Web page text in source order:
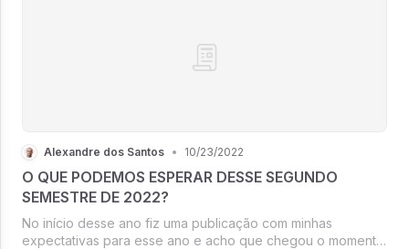
Alexandre dos Santos • 10/23/2022
O QUE PODEMOS ESPERAR DESSE SEGUNDO
SEMESTRE DE 2022?
No início desse ano fiz uma publicação com minhas
expectativas para esse ano e acho que chegou o momento